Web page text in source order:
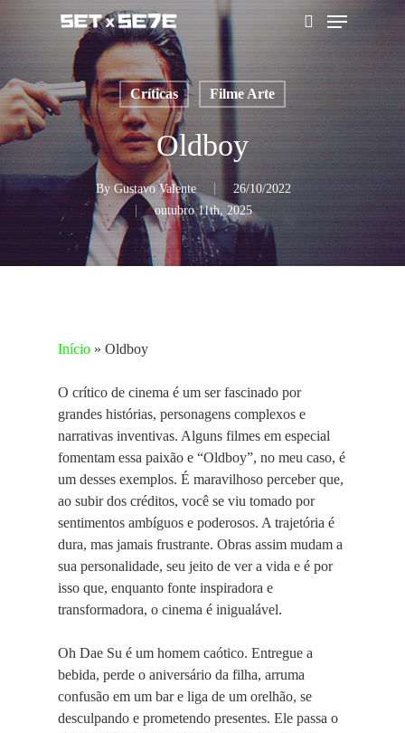
Skip
main
content
pesquisar
Menu
Críticas Filme Arte
Oldboy
By Gustavo Valente
26/10/2022
outubro 11th, 2025
Início » Oldboy
O crítico de cinema é um ser fascinado por
grandes histórias, personagens complexos e
narrativas inventivas. Alguns filmes em especial
fomentam essa paixão e “Oldboy”, no meu caso, é
um desses exemplos. É maravilhoso perceber que,
ao subir dos créditos, você se viu tomado por
sentimentos ambíguos e poderosos. A trajetória é
dura, mas jamais frustrante. Obras assim mudam a
sua personalidade, seu jeito de ver a vida e é por
isso que, enquanto fonte inspiradora e
transformadora, o cinema é inigualável.
Oh Dae Su é um homem caótico. Entregue a
bebida, perde o aniversário da filha, arruma
confusão em um bar e liga de um orelhão, se
desculpando e prometendo presentes. Ele passa o